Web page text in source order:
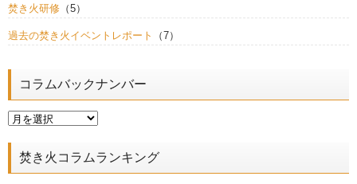
焚き火研修 （5）
過去の焚き火イベントレポート （7）
コラムバックナンバー
焚き火コラムランキング